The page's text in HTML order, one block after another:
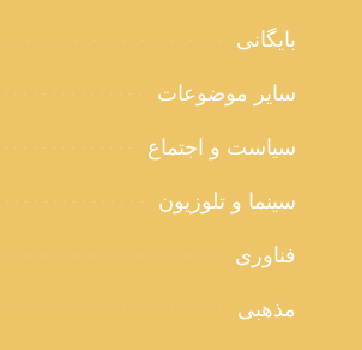
بایگانی
سایر موضوعات
سیاست و اجتماع
سینما و تلوزیون
فناوری
مذهبی